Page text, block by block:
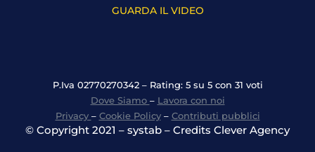
GUARDA IL VIDEO
P.Iva 02770270342 – Rating: 5 su 5 con 31 voti
Dove Siamo – Lavora con noi
Privacy – Cookie Policy– Contributi pubblici
© Copyright 2021 – systab – Credits Clever Agency